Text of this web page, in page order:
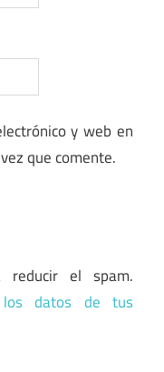
y web en
que comente.
reducir el spam.
los datos de tus